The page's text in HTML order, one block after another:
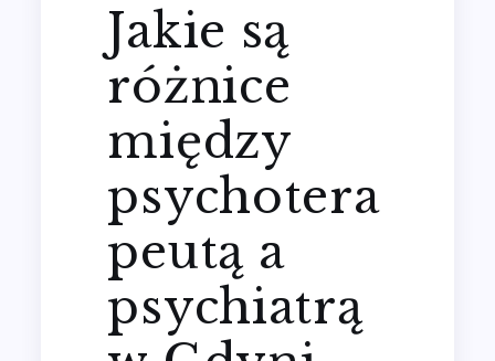
Jakie są
różnice
między
psychotera
peutą a
psychiatrą